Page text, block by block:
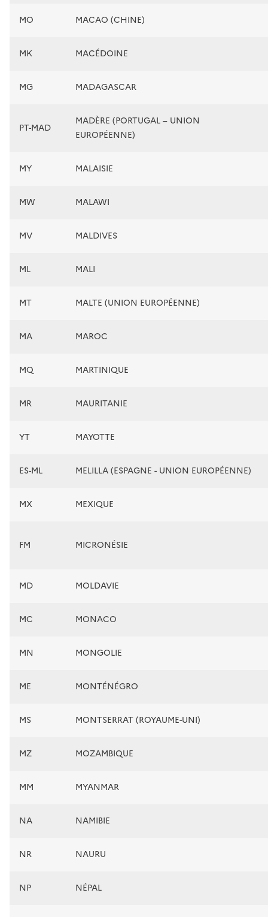
MO MACAO (CHINE)
MK MACÉDOINE
MG MADAGASCAR
PT-MAD
MADÈRE (PORTUGAL – UNION
EUROPÉENNE)
MY MALAISIE
MW MALAWI
MV MALDIVES
ML MALI
MT MALTE (UNION EUROPÉENNE)
MA MAROC
MQ MARTINIQUE
MR MAURITANIE
YT MAYOTTE
ES-ML MELILLA (ESPAGNE - UNION EUROPÉENNE)
MX MEXIQUE
FM MICRONÉSIE
MD MOLDAVIE
MC MONACO
MN MONGOLIE
ME MONTÉNÉGRO
MS MONTSERRAT (ROYAUME-UNI)
MZ MOZAMBIQUE
MM MYANMAR
NA NAMIBIE
NR NAURU
NP NÉPAL